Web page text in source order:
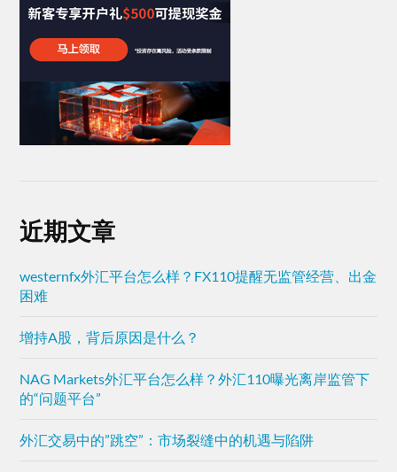
近期文章
westernfx外汇平台怎么样？FX110提醒无监管经营、出金
困难
增持A股，背后原因是什么？
NAG Markets外汇平台怎么样？外汇110曝光离岸监管下
的“问题平台”
外汇交易中的”跳空”：市场裂缝中的机遇与陷阱